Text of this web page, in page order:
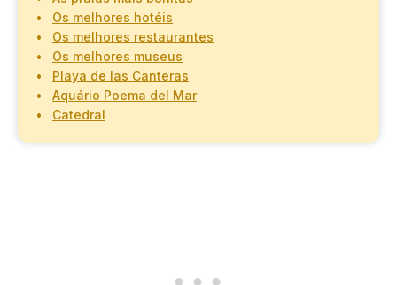
Os melhores hotéis
Os melhores restaurantes
Os melhores museus
Playa de las Canteras
Aquário Poema del Mar
Catedral